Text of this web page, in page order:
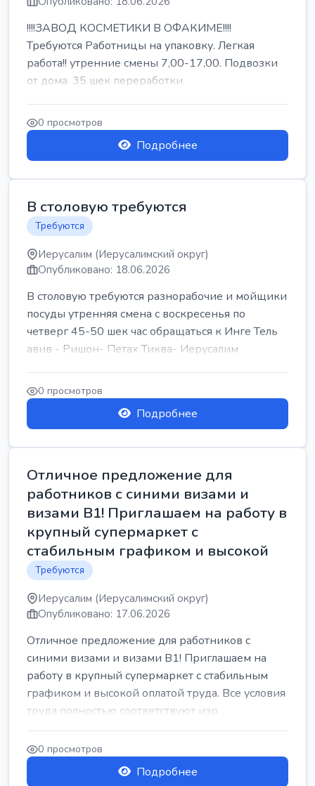
!!!!ЗАВОД КОСМЕТИКИ В ОФАКИМЕ!!!!
Требуются Работницы на упаковку. Легкая
работа!! утренние смены 7,00-17,00. Подвозки
от дома. 35 шек переработки
0 просмотров
Подробнее
В столовую требуются
Требуются
Иерусалим (Иерусалимский округ)
Опубликовано: 18.06.2026
В столовую требуются разнорабочие и мойщики
посуды утренняя смена с воскресенья по
четверг 45-50 шек час обращаться к Инге Тель
авив - Ришон- Петах Тиква- Иерусалим
0 просмотров
Подробнее
Отличное предложение для
работников с синими визами и
визами B1! Приглашаем на работу в
крупный супермаркет с
стабильным графиком и высокой
Требуются
Иерусалим (Иерусалимский округ)
Опубликовано: 17.06.2026
Отличное предложение для работников с
синими визами и визами B1! Приглашаем на
работу в крупный супермаркет с стабильным
графиком и высокой оплатой труда. Все условия
труда полностью соответствуют изр...
0 просмотров
Подробнее